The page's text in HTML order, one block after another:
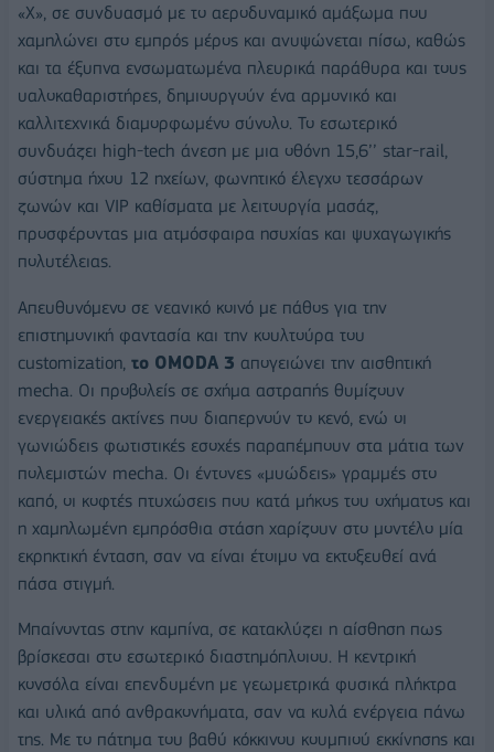
«Χ», σε συνδυασμό με το αεροδυναμικό αμάξωμα που
χαμηλώνει στο εμπρός μέρος και ανυψώνεται πίσω, καθώς
και τα έξυπνα ενσωματωμένα πλευρικά παράθυρα και τους
υαλοκαθαριστήρες, δημιουργούν ένα αρμονικό και
καλλιτεχνικά διαμορφωμένο σύνολο. Το εσωτερικό
συνδυάζει high-tech άνεση με μια οθόνη 15,6’’ star-rail,
σύστημα ήχου 12 ηχείων, φωνητικό έλεγχο τεσσάρων
ζωνών και VIP καθίσματα με λειτουργία μασάζ,
προσφέροντας μια ατμόσφαιρα ησυχίας και ψυχαγωγικής
πολυτέλειας.
Απευθυνόμενο σε νεανικό κοινό με πάθος για την
επιστημονική φαντασία και την κουλτούρα του
customization, το OMODA 3 απογειώνει την αισθητική
mecha. Οι προβολείς σε σχήμα αστραπής θυμίζουν
ενεργειακές ακτίνες που διαπερνούν το κενό, ενώ οι
γωνιώδεις φωτιστικές εσοχές παραπέμπουν στα μάτια των
πολεμιστών mecha. Οι έντονες «μυώδεις» γραμμές στο
καπό, οι κοφτές πτυχώσεις που κατά μήκος του οχήματος και
η χαμηλωμένη εμπρόσθια στάση χαρίζουν στο μοντέλο μία
εκρηκτική ένταση, σαν να είναι έτοιμο να εκτοξευθεί ανά
πάσα στιγμή.
Μπαίνοντας στην καμπίνα, σε κατακλύζει η αίσθηση πως
βρίσκεσαι στο εσωτερικό διαστημόπλοιου. Η κεντρική
κονσόλα είναι επενδυμένη με γεωμετρικά φυσικά πλήκτρα
και υλικά από ανθρακονήματα, σαν να κυλά ενέργεια πάνω
της. Με το πάτημα του βαθύ κόκκινου κουμπιού εκκίνησης και